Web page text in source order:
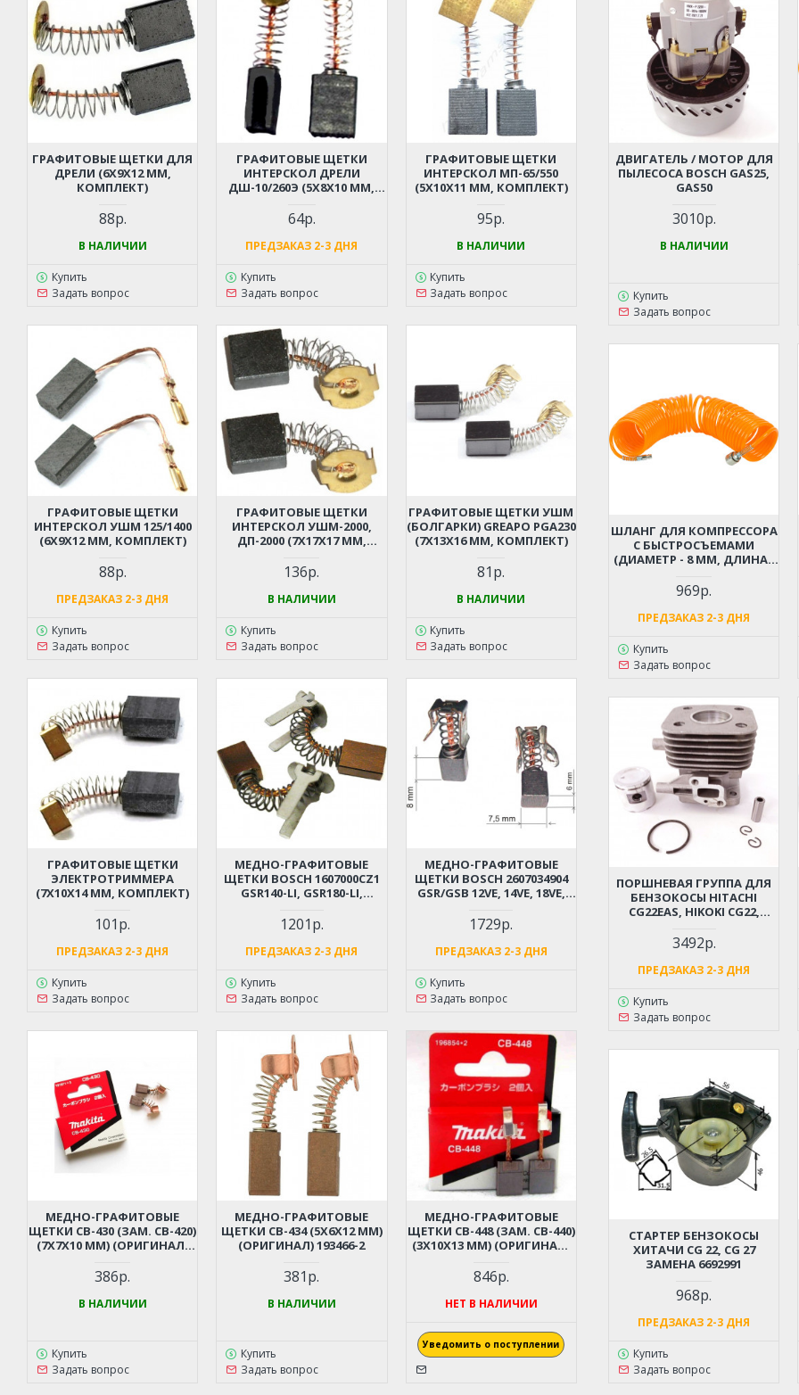
ГРАФИТОВЫЕ ЩЕТКИ ДЛЯ
ДРЕЛИ (6X9X12 ММ,
КОМПЛЕКТ)
88р.
В НАЛИЧИИ
Купить
Задать вопрос
ГРАФИТОВЫЕ ЩЕТКИ
ИНТЕРСКОЛ ДРЕЛИ
ДШ-10/260Э (5X8X10 ММ,
64р.
ПРЕДЗАКАЗ 2-3 ДНЯ
Купить
Задать вопрос
ГРАФИТОВЫЕ ЩЕТКИ
ИНТЕРСКОЛ МП-65/550
(5X10X11 ММ, КОМПЛЕКТ)
95р.
В НАЛИЧИИ
Купить
Задать вопрос
ГРАФИТОВЫЕ ЩЕТКИ
ИНТЕРСКОЛ УШМ 125/1400
(6X9X12 ММ, КОМПЛЕКТ)
88р.
ПРЕДЗАКАЗ 2-3 ДНЯ
Купить
Задать вопрос
ГРАФИТОВЫЕ ЩЕТКИ
ИНТЕРСКОЛ УШМ-2000,
ДП-2000 (7X17X17 ММ,
136р.
В НАЛИЧИИ
Купить
Задать вопрос
ГРАФИТОВЫЕ ЩЕТКИ УШМ
(БОЛГАРКИ) GREAPO PGA230
(7X13X16 ММ, КОМПЛЕКТ)
81р.
В НАЛИЧИИ
Купить
Задать вопрос
ГРАФИТОВЫЕ ЩЕТКИ
ЭЛЕКТРОТРИММЕРА
(7X10X14 ММ, КОМПЛЕКТ)
101р.
ПРЕДЗАКАЗ 2-3 ДНЯ
Купить
Задать вопрос
МЕДНО-ГРАФИТОВЫЕ
ЩЕТКИ BOSCH 1607000CZ1
GSR140-LI, GSR180-LI,
(5X8X11.5 ММ)
1201р.
ПРЕДЗАКАЗ 2-3 ДНЯ
Купить
Задать вопрос
МЕДНО-ГРАФИТОВЫЕ
ЩЕТКИ BOSCH 2607034904
GSR/GSB 12VE, 14VE, 18VE,
1729р.
ПРЕДЗАКАЗ 2-3 ДНЯ
Купить
Задать вопрос
МЕДНО-ГРАФИТОВЫЕ
ЩЕТКИ СВ-430 (ЗАМ. СВ-420)
(7X7X10 ММ) (ОРИГИНАЛ)
386р.
В НАЛИЧИИ
Купить
Задать вопрос
МЕДНО-ГРАФИТОВЫЕ
ЩЕТКИ СВ-434 (5X6X12 ММ)
(ОРИГИНАЛ) 193466-2
381р.
В НАЛИЧИИ
Купить
Задать вопрос
МЕДНО-ГРАФИТОВЫЕ
ЩЕТКИ СВ-448 (ЗАМ. СВ-440)
(3X10X13 ММ) (ОРИГИНАЛ)
846р.
НЕТ В НАЛИЧИИ
Уведомить о поступлении
ДВИГАТЕЛЬ / МОТОР ДЛЯ
ПЫЛЕСОСА BOSCH GAS25,
GAS50
3010р.
В НАЛИЧИИ
Купить
Задать вопрос
ШЛАНГ ДЛЯ КОМПРЕССОРА
С БЫСТРОСЪЕМАМИ
(ДИАМЕТР - 8 ММ, ДЛИНА -
969р.
ПРЕДЗАКАЗ 2-3 ДНЯ
Купить
Задать вопрос
ПОРШНЕВАЯ ГРУППА ДЛЯ
БЕНЗОКОСЫ HITACHI
CG22EAS, HIKOKI CG22,
6696531)
3492р.
ПРЕДЗАКАЗ 2-3 ДНЯ
Купить
Задать вопрос
СТАРТЕР БЕНЗОКОСЫ
ХИТАЧИ CG 22, CG 27
ЗАМЕНА 6692991
968р.
ПРЕДЗАКАЗ 2-3 ДНЯ
Купить
Задать вопрос